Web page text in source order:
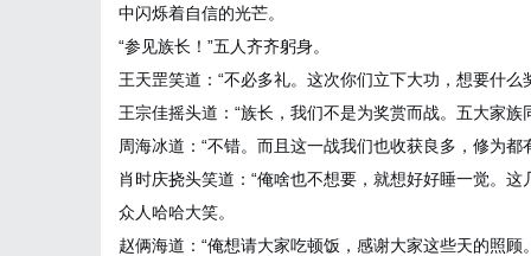
中闪烁着自信的光芒。
“参见族长！”五人齐齐躬身。
王天罡笑道：“不必多礼。这次你们立下大功，想要什么
王宗佳摇头道：“族长，我们不是为奖赏而战。五大家
周海冰道：“不错。而且这一战我们也收获良多，修为
肖时庆挠头笑道：“俺啥也不想要，就想好好睡一觉。这
众人哈哈大笑。
赵俩海道：“俺想请大家吃顿饭，感谢大家这些天的照顾